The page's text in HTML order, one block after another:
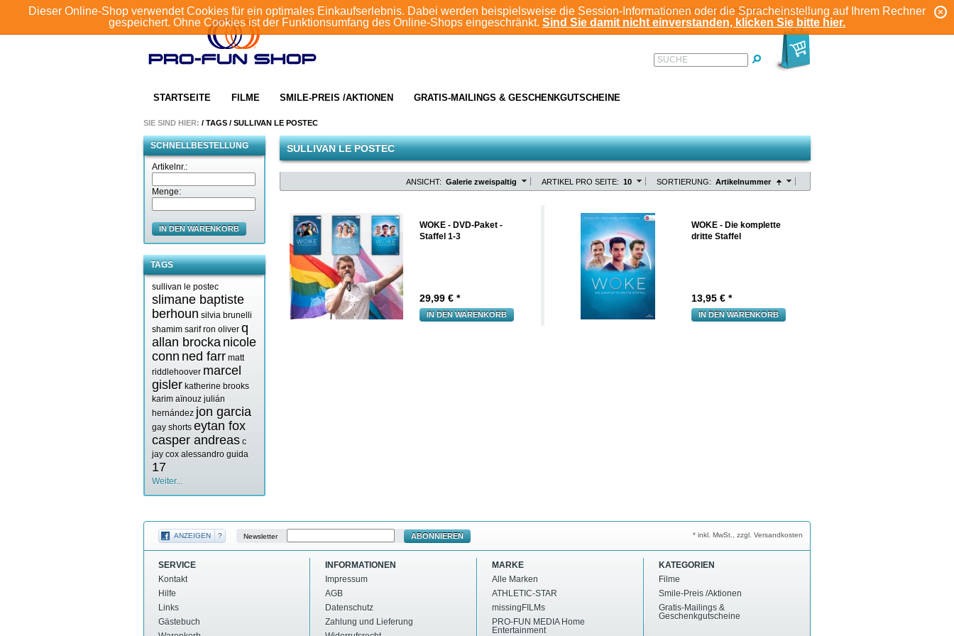
Dieser Online-Shop verwendet Cookies für ein optimales Einkaufserlebnis. Dabei werden beispielsweise die Session-Informationen oder die Spracheinstellung auf Ihrem Rechner
gespeichert. Ohne Cookies ist der Funktionsumfang des Online-Shops eingeschränkt. Sind Sie damit nicht einverstanden, klicken Sie bitte hier.
KONTO
ANMELDEN REGISTRIEREN
STARTSEITE FILME SMILE-PREIS /AKTIONEN GRATIS-MAILINGS & GESCHENKGUTSCHEINE
SUCHE
SIE SIND HIER: / TAGS / SULLIVAN LE POSTEC
SCHNELLBESTELLUNG
Artikelnr.:
Menge:
IN DEN WARENKORB
TAGS
sullivan le postec
slimane baptiste
berhoun silvia brunelli
shamim sarif ron oliver q
allan brocka nicole
conn ned farr matt
riddlehoover marcel
gisler katherine brooks
karim aïnouz julián
hernández jon garcia
gay shorts eytan fox
casper andreas c
jay cox alessandro guida
17
Weiter...
SULLIVAN LE POSTEC
SORTIERUNG: Artikelnummer
ARTIKEL PRO SEITE: 10
ANSICHT: Galerie zweispaltig
WOKE - DVD-Paket -
Staffel 1-3
29,99 € *
IN DEN WARENKORB
WOKE - Die komplette
dritte Staffel
13,95 € *
IN DEN WARENKORB
ANZEIGEN ? Newsletter ABONNIEREN * inkl. MwSt., zzgl. Versandkosten
SERVICE
Kontakt
Hilfe
Links
Gästebuch
INFORMATIONEN
Impressum
AGB
Datenschutz
Zahlung und Lieferung
MARKE
Alle Marken
ATHLETIC-STAR
missingFILMs
PRO-FUN MEDIA Home
Entertainment
KATEGORIEN
Filme
Smile-Preis /Aktionen
Gratis-Mailings &
Geschenkgutscheine